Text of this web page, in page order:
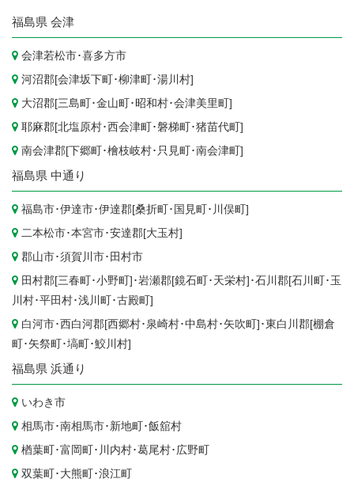
福島県 会津
会津若松市･喜多方市
河沼郡[会津坂下町･柳津町･湯川村]
大沼郡[三島町･金山町･ 昭和村･会津美里町]
耶麻郡[北塩原村･西会津町･磐梯町･猪苗代町]
南会津郡[下郷町･檜枝岐村･ 只見町･南会津町]
福島県 中通り
福島市･伊達市･伊達郡[桑折町･ 国見町･ 川俣町]
二本松市･本宮市･安達郡[大玉村]
郡山市･須賀川市･ 田村市
田村郡[三春町･小野町]･岩瀬郡[鏡石町･ 天栄村]･石川郡[石川町･ 玉
川村･平田村･浅川町･古殿町]
白河市･西白河郡[西郷村･ 泉崎村･中島村･ 矢吹町]･東白川郡[棚倉
町･ 矢祭町･塙町･鮫川村]
福島県 浜通り
いわき市
相馬市･南相馬市･ 新地町･飯舘村
楢葉町･富岡町･ 川内村･葛尾村･ 広野町
双葉町･ 大熊町･浪江町